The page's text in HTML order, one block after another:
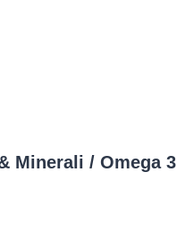
Minerali / Omega 3